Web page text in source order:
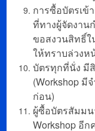
การซื้อบัตรเข้
ที่ทางผู้จัดงาน
ขอสงวนสิทธิ์ใ
ให้ทราบล่วงห
บัตรทุกที่นั่ง มีสิ
(Workshop มี
ก่อน)
ผู้ซื้อบัตรสัมมน
Workshop อี